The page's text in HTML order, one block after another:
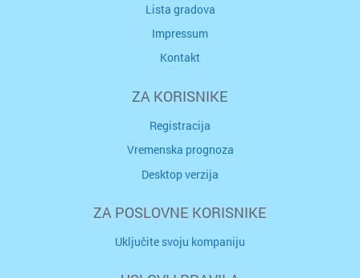
Lista gradova
Impressum
Kontakt
ZA KORISNIKE
Registracija
Vremenska prognoza
Desktop verzija
ZA POSLOVNE KORISNIKE
Uključite svoju kompaniju